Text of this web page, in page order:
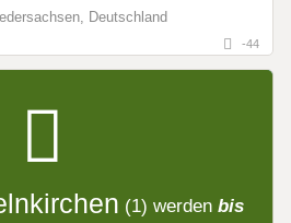
Deutschland
-44
(1) werden bis